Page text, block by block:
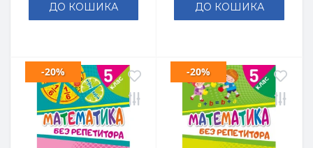
ДО КОШИКА ДО КОШИКА
-20% -20%